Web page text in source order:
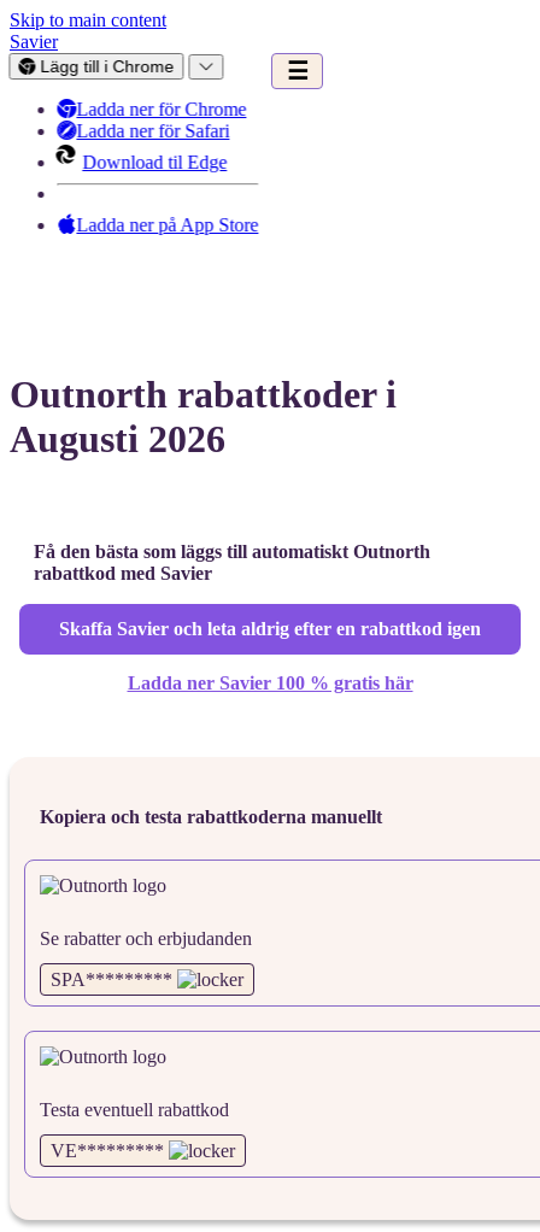
Skip to main content
Savier
Lägg till i Chrome
Ladda ner för Chrome
Ladda ner för Safari
Download til Edge
Ladda ner på App Store
☰
Outnorth rabattkoder i
Augusti 2026
Få den bästa som läggs till automatiskt Outnorth
rabattkod med Savier
Skaffa Savier och leta aldrig efter en rabattkod igen
Ladda ner Savier 100 % gratis här
Kopiera och testa rabattkoderna manuellt
Se rabatter och erbjudanden
SPA*********
Testa eventuell rabattkod
VE*********